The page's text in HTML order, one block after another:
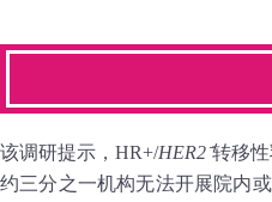
该调研提示，HR+/HER2⁻转移
约三分之一机构无法开展院内